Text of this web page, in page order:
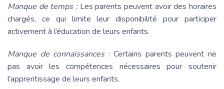
Manque de temps :Les parents peuvent avoir des horaires
chargés, ce qui limite leur disponibilité pour participer
activement à l’éducation de leurs enfants.
Manque de connaissances : Certains parents peuvent ne
pas avoir les compétences nécessaires pour soutenir
l’apprentissage de leurs enfants.